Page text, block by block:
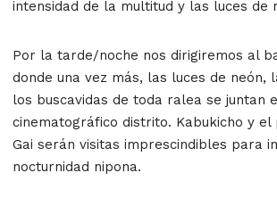
intensidad de la multitud y las luces de
Por la tarde/noche nos dirigiremos al
donde una vez más, las luces de neón,
los buscavidas de toda ralea se juntan
cinematográfico distrito. Kabukicho y el
Gai serán visitas imprescindibles para
nocturnidad nipona.